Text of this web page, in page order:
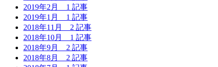
2019年2月 1 記事
2019年1月 1 記事
2018年11月 2 記事
2018年10月 1 記事
2018年9月 2 記事
2018年8月 2 記事